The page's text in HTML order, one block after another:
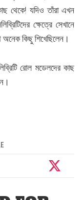
থেকে! যদিও তাঁরা এখন
ক্ষেত্রে সেখানে
কিছু শিখেছিলেন।
রোল মডেলদের কাছ